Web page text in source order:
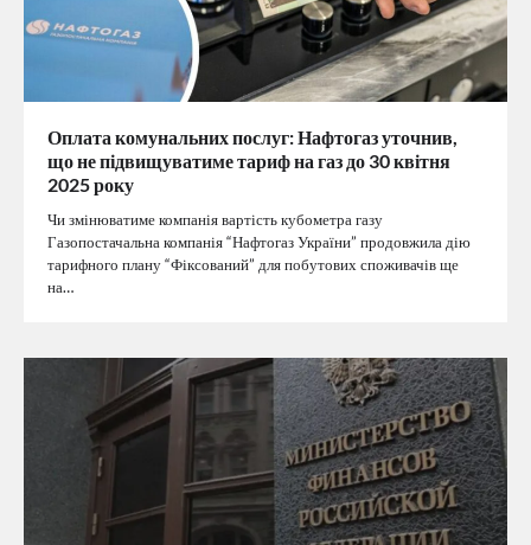
Оплата комунальних послуг: Нафтогаз уточнив,
що не підвищуватиме тариф на газ до 30 квітня
2025 року
Чи змінюватиме компанія вартість кубометра газу
Газопостачальна компанія “Нафтогаз України” продовжила дію
тарифного плану “Фіксований” для побутових споживачів ще
на…